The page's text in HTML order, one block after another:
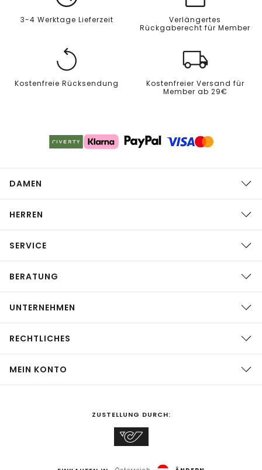
3-4 Werktage Lieferzeit
Verlängertes
Rückgaberecht für Member
Kostenfreie Rücksendung
Kostenfreier Versand für
Member ab 29€
DAMEN
HERREN
SERVICE
BERATUNG
UNTERNEHMEN
RECHTLICHES
MEIN KONTO
ZUSTELLUNG DURCH: